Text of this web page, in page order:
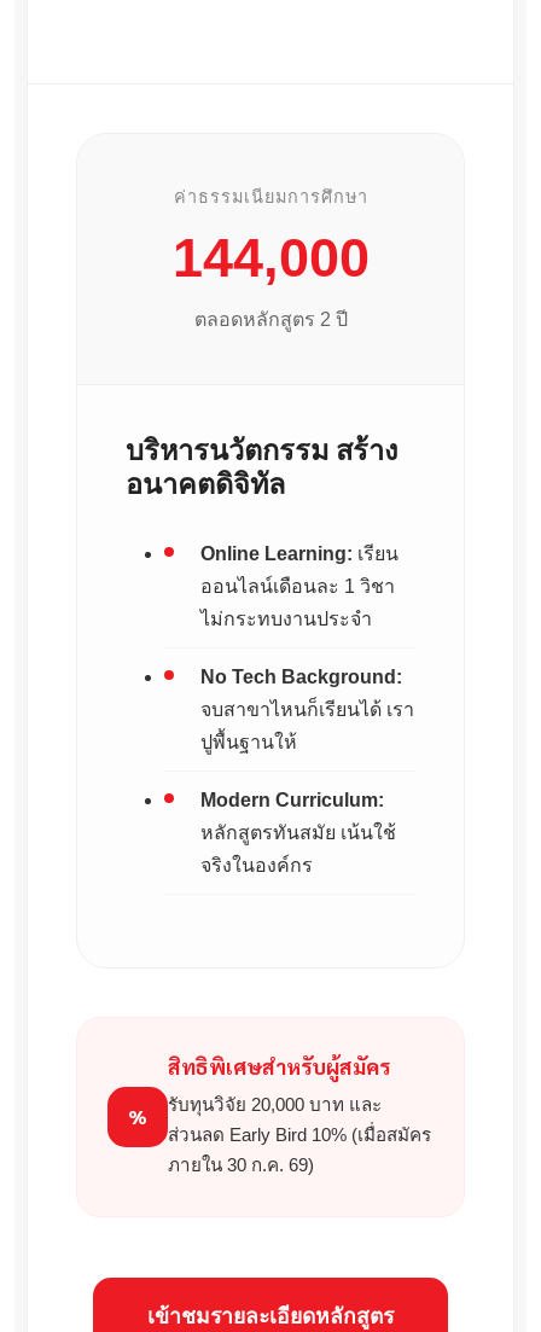
ค่าธรรมเนียมการศึกษา
144,000
ตลอดหลักสูตร 2 ปี
บริหารนวัตกรรม สร้าง
อนาคตดิจิทัล
Online Learning: เรียน
ออนไลน์เดือนละ 1 วิชา
ไม่กระทบงานประจำ
No Tech Background:
จบสาขาไหนก็เรียนได้ เรา
ปูพื้นฐานให้
Modern Curriculum:
หลักสูตรทันสมัย เน้นใช้
จริงในองค์กร
%
สิทธิพิเศษสำหรับผู้สมัคร
รับทุนวิจัย 20,000 บาท และ
ส่วนลด Early Bird 10% (เมื่อสมัคร
ภายใน 30 ก.ค. 69)
เข้าชมรายละเอียดหลักสูตร